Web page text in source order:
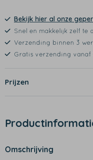
Bekijk hier al onze
Snel en makkelijk zelf te
Verzending binnen 3
Gratis verzending vanaf
Prijzen
Omschrijving